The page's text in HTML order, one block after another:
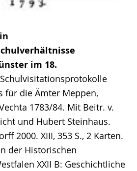
im 18.
für die Ämter Meppen,
1783/84. Mit Beitr. v.
und Hubert Steinhaus.
2000. XIII, 353 S., 2 Karten.
der Historischen
XXII B: Geschichtliche